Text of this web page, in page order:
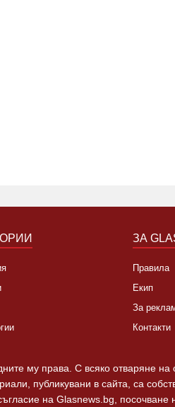
ЗА
Правила
Екип
За
Контакти
му права. С всяко отваряне на
публикувани в сайта, са
на Glasnews.bg, посочване